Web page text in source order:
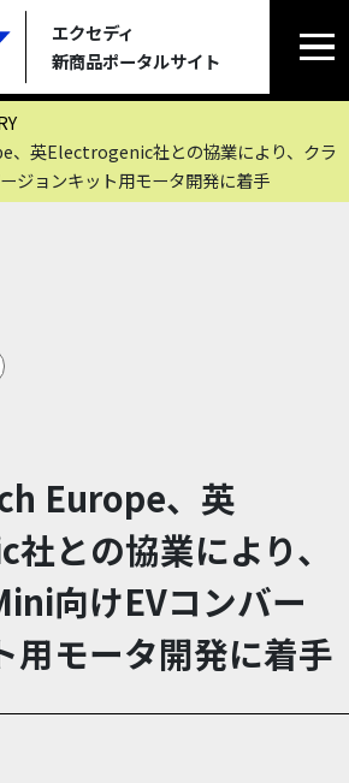
エクセディ
新商品ポータルサイト
メ
、英Electrogenic社との協業により、クラ
ジョンキット用モータ開発に着手
Europe、英
との協業により、
向けEVコンバー
用モータ開発に着手